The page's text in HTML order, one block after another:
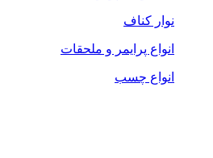
نوار کناف
انواع پرایمر و ملحقات
انواع چسب